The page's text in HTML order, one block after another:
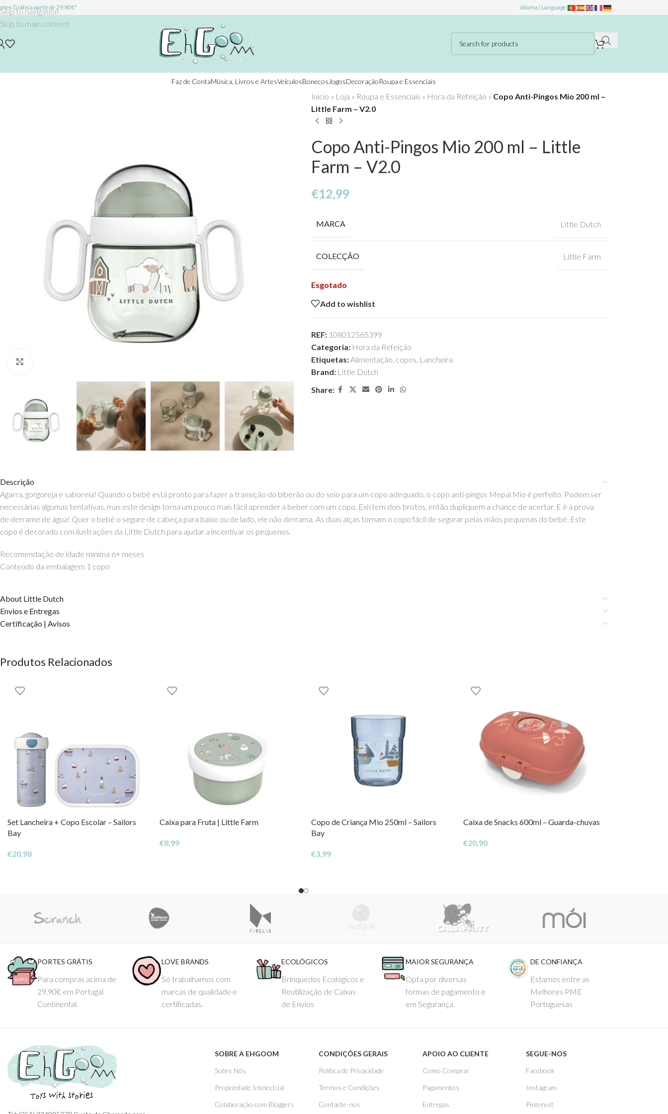
Skip to navigation
Skip to main content
Grátis a partir de 29.90€* Idioma | Language:
Faz de ContaMúsica, Livros e ArtesVeículosBonecos JogosDecoraçãoRoupa e Essenciais
Início » Loja » Roupa e Essenciais » Hora da Refeição » Copo Anti-Pingos Mio 200 ml –
Little Farm – V2.0
Copo Anti-Pingos Mio 200 ml – Little
Farm – V2.0
€12,99
MARCA Little Dutch
COLECÇÃO Little Farm
Esgotado
Add to wishlist
REF: 108012565399
Categoria: Hora da Refeição
Etiquetas:Alimentação, copos, Lancheira
Brand: Little Dutch
Share:
Descrição
Agarra, gorgoreja e saboreia! Quando o bebé está pronto para fazer a transição do biberão ou do seio para um copo adequado, o copo anti-pingos Mepal Mio é perfeito. Podem ser
necessárias algumas tentativas, mas este design torna um pouco mais fácil aprender a beber com um copo. Existem dois brotos, então dupliquem a chance de acertar. E é à prova
de derrame de água! Quer o bebé o segure de cabeça para baixo ou de lado, ele não derrama. As duas alças tornam o copo fácil de segurar pelas mãos pequenas do bebé. Este
copo é decorado com ilustrações da Little Dutch para ajudar a incentivar os pequenos.
Recomendação de idade mínima 6+ meses
Conteúdo da embalagem 1 copo
About Little Dutch
Envios e Entregas
Certificação | Avisos
Produtos Relacionados
Set Lancheira + Copo Escolar – Sailors
Bay
€20,98
Caixa para Fruta | Little Farm
€8,99
Copo de Criança Mio 250ml – Sailors
Bay
€3,99
Caixa de Snacks 600ml – Guarda-chuvas
€20,90
PORTES GRÁTIS
Para compras acima de
29.90€ em Portugal
Continental.
LOVE BRANDS
Só trabalhamos com
marcas de qualidade e
certificadas.
ECOLÓGICOS
Brinquedos Ecológicos e
Reutilização de Caixas
de Envios
MAIOR SEGURANÇA
Opta por diversas
formas de pagamento e
em Segurança.
DE CONFIANÇA
Estamos entre as
Melhores PME
Portuguesas
SOBRE A EHGOOM
Sobre Nós
Propriedade Intelectual
Colaboração com Bloggers
CONDIÇÕES GERAIS
Politica de Privacidade
Termos e Condições
Contacte-nos
APOIO AO CLIENTE
Como Comprar
Pagamentos
Entregas
SEGUE-NOS
Facebook
Instagram
Pinterest